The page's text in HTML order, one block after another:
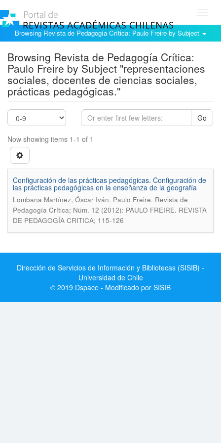
Browsing Revista de Pedagogía Crítica: Paulo Freire by Subject
Browsing Revista de Pedagogía Crítica:
Paulo Freire by Subject "representaciones
sociales, docentes de ciencias sociales,
prácticas pedagógicas."
Go
Now showing items 1-1 of 1
Configuración de las prácticas pedagógicas. Configuración de
las prácticas pedagógicas en la enseñanza de la geografía
Lombana Martínez, Óscar Iván. Paulo Freire. Revista de
Pedagogía Crítica; Núm. 12 (2012): PAULO FREIRE. REVISTA
DE PEDAGOGÍA CRITICA; 115-126
Dirección de Servicios de Información y Bibliotecas (SISIB) -
Universidad de Chile
© 2019 Dspace - Modificado por SISIB